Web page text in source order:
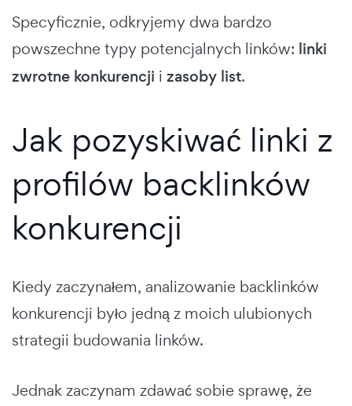
Specyficznie, odkryjemy dwa bardzo
powszechne typy potencjalnych linków: linki
zwrotne konkurencji i zasoby list.
Jak pozyskiwać linki z
profilów backlinków
konkurencji
Kiedy zaczynałem, analizowanie backlinków
konkurencji było jedną z moich ulubionych
strategii budowania linków.
Jednak zaczynam zdawać sobie sprawę, że